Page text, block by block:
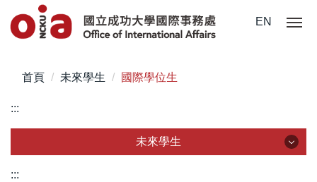
到
區
EN
首頁 未來學生 國際學位生
:::
未來學生
:::